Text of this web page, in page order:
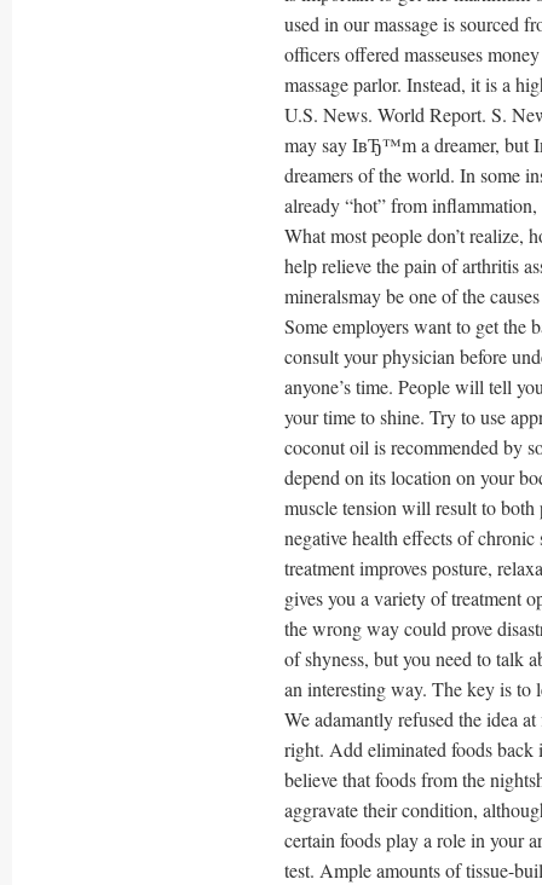
used in our massage is sourced
officers offered masseuses
massage parlor. Instead, it is a
U.S. News. World Report. S.
may say IвЂ™m a dreamer, but
dreamers of the world. In some
already “hot” from
What most people don’t realize,
help relieve the pain of arthritis
mineralsmay be one of the
Some employers want to get the
consult your physician before
anyone’s time. People will tell
your time to shine. Try to use
coconut oil is recommended by
depend on its location on your
muscle tension will result to both
negative health effects of
treatment improves posture,
gives you a variety of treatment
the wrong way could prove
of shyness, but you need to talk
an interesting way. The key is to
We adamantly refused the idea
right. Add eliminated foods back
believe that foods from the
aggravate their condition,
certain foods play a role in your
test. Ample amounts of tissue-